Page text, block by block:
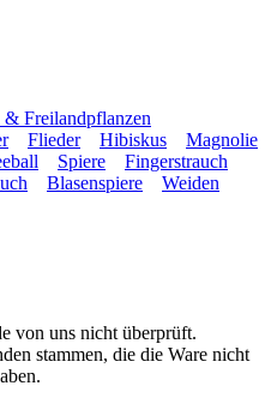
& Freilandpflanzen
Flieder Hibiskus
Magnolie
Spiere
Fingerstrauch
Blasenspiere
Weiden
von uns nicht überprüft.
stammen, die die Ware nicht